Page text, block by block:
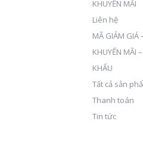
KHUYẾN MÃI
Liên hệ
MÃ GIẢM GIÁ
KHUYẾN MÃI
KHẤU
Tất cả sản
Thanh toán
Tin tức